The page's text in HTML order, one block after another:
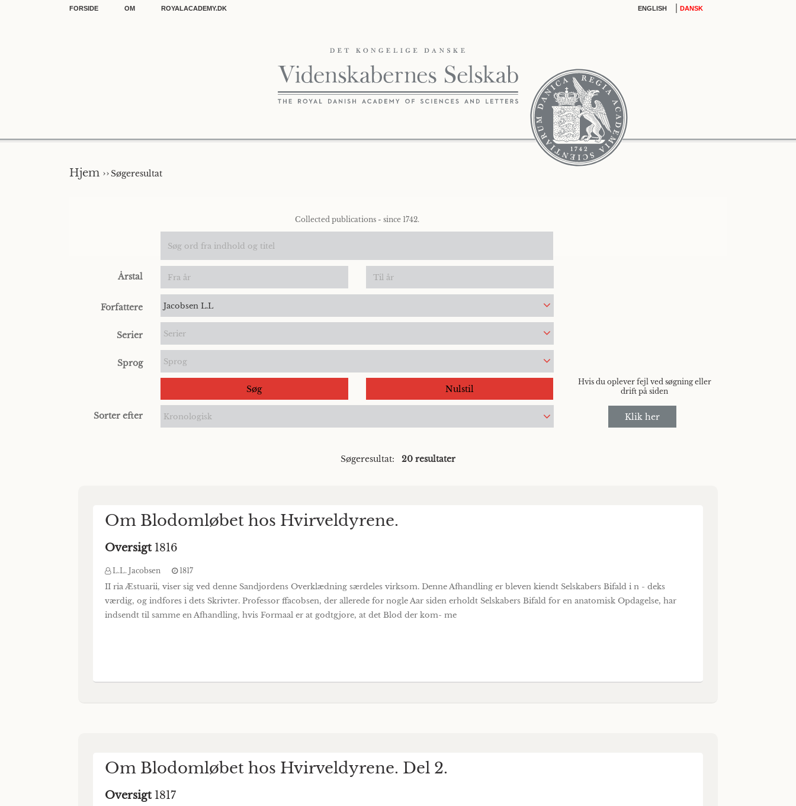
FORSIDE OM ROYALACADEMY.DK ENGLISH DANSK
Hjem ››Søgeresultat
Collected publications - since 1742.
Årstal
Forfattere Jacobsen L.L
Serier Serier
Sprog Sprog
Søg Nulstil
Sorter efter Kronologisk
Hvis du oplever fejl ved søgning eller
drift på siden
Klik her
Søgeresultat: 20 resultater
Om Blodomløbet hos Hvirveldyrene.
Oversigt 1816
L.L. Jacobsen 1817
II ria Æstuarii, viser sig ved denne Sandjordens Overklædning særdeles virksom. Denne Afhandling er bleven kiendt Selskabers Bifald i n - deks
værdig, og indfores i dets Skrivter. Professor ffacobsen, der allerede for nogle Aar siden erholdt Selskabers Bifald for en anatomisk Opdagelse, har
indsendt til samme en Afhandling, hvis Formaal er at godtgjore, at det Blod der kom- me
Om Blodomløbet hos Hvirveldyrene. Del 2.
Oversigt 1817